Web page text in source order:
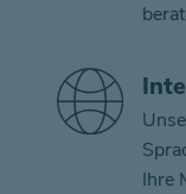
Ihre